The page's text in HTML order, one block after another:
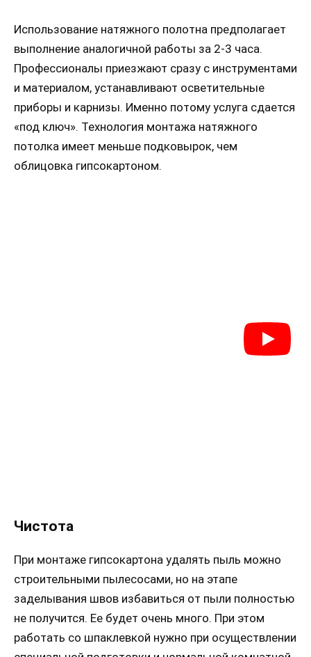
Использование натяжного полотна предполагает
выполнение аналогичной работы за 2-3 часа.
Профессионалы приезжают сразу с инструментами
и материалом, устанавливают осветительные
приборы и карнизы. Именно потому услуга сдается
«под ключ». Технология монтажа натяжного
потолка имеет меньше подковырок, чем
облицовка гипсокартоном.
Чистота
При монтаже гипсокартона удалять пыль можно
строительными пылесосами, но на этапе
заделывания швов избавиться от пыли полностью
не получится. Ее будет очень много. При этом
работать со шпаклевкой нужно при осуществлении